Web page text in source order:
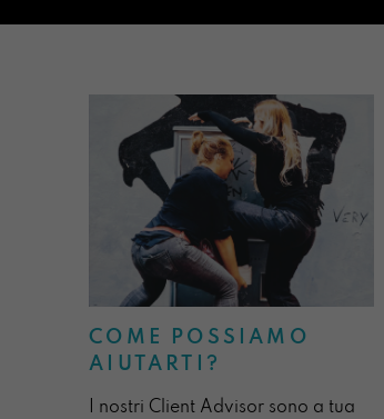
COME POSSIAMO
AIUTARTI?
I nostri Client Advisor sono a tua